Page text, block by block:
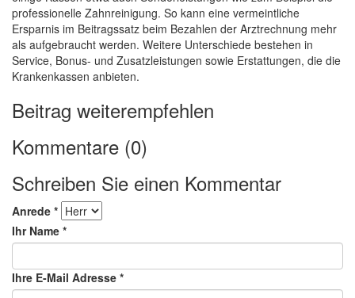
professionelle Zahnreinigung. So kann eine vermeintliche
Ersparnis im Beitragssatz beim Bezahlen der Arztrechnung mehr
als aufgebraucht werden. Weitere Unterschiede bestehen in
Service, Bonus- und Zusatzleistungen sowie Erstattungen, die die
Krankenkassen anbieten.
Beitrag weiterempfehlen
Kommentare (0)
Schreiben Sie einen Kommentar
Anrede *
Ihr Name *
Ihre E-Mail Adresse *